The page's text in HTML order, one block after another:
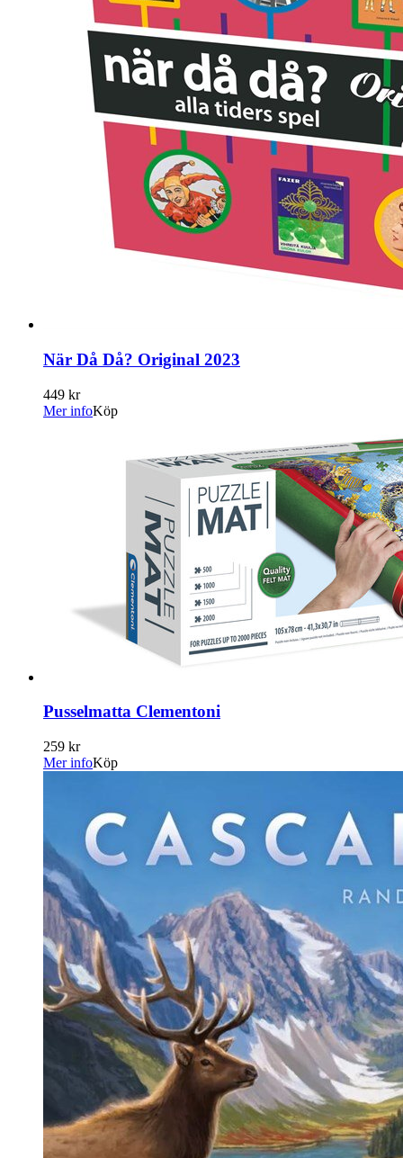
När Då Då? Original 2023
449 kr
Mer infoKöp
Pusselmatta Clementoni
259 kr
Mer infoKöp